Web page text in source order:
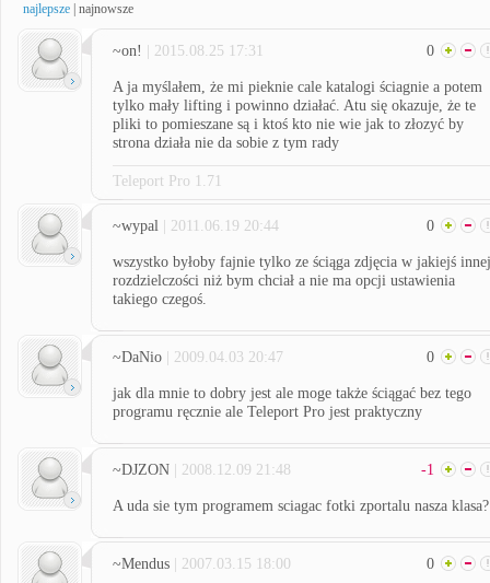
najlepsze najnowsze
~on! | 2015.08.25 17:31 0
A ja myślałem, że mi pieknie cale katalogi ściagnie a potem
tylko mały lifting i powinno działać. Atu się okazuje, że te
pliki to pomieszane są i ktoś kto nie wie jak to złozyć by
strona działa nie da sobie z tym rady
Teleport Pro 1.71
~wypal | 2011.06.19 20:44 0
wszystko byłoby fajnie tylko ze ściąga zdjęcia w jakiejś innej
rozdzielczości niż bym chciał a nie ma opcji ustawienia
takiego czegoś.
~DaNio | 2009.04.03 20:47 0
jak dla mnie to dobry jest ale moge także ściągać bez tego
programu ręcznie ale Teleport Pro jest praktyczny
~DJZON | 2008.12.09 21:48 -1
A uda sie tym programem sciagac fotki zportalu nasza klasa?
~Mendus | 2007.03.15 18:00 0